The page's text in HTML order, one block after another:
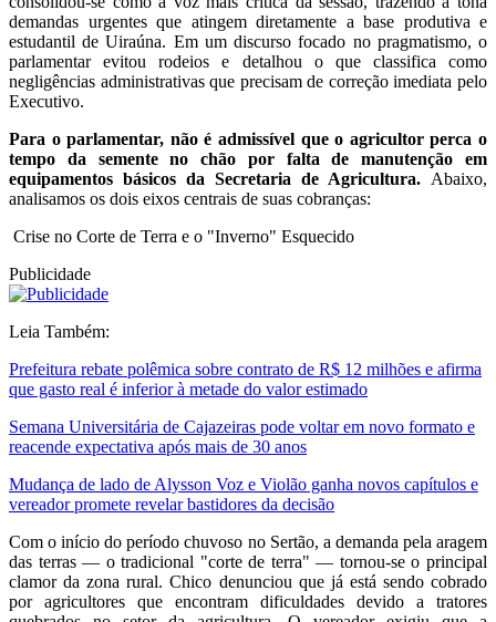
demandas urgentes que atingem diretamente a base produtiva e
estudantil de Uiraúna. Em um discurso focado no pragmatismo, o
parlamentar evitou rodeios e detalhou o que classifica como
negligências administrativas que precisam de correção imediata pelo
Executivo.
Para o parlamentar, não é admissível que o agricultor perca o
tempo da semente no chão por falta de manutenção em
equipamentos básicos da Secretaria de Agricultura. Abaixo,
analisamos os dois eixos centrais de suas cobranças:
Crise no Corte de Terra e o "Inverno" Esquecido
Publicidade
Leia Também:
Prefeitura rebate polêmica sobre contrato de R$ 12 milhões e afirma
que gasto real é inferior à metade do valor estimado
Semana Universitária de Cajazeiras pode voltar em novo formato e
reacende expectativa após mais de 30 anos
Mudança de lado de Alysson Voz e Violão ganha novos capítulos e
vereador promete revelar bastidores da decisão
Com o início do período chuvoso no Sertão, a demanda pela aragem
das terras — o tradicional "corte de terra" — tornou-se o principal
clamor da zona rural. Chico denunciou que já está sendo cobrado
por agricultores que encontram dificuldades devido a tratores